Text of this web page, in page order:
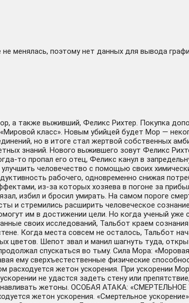
менялась, поэтому нет данных для вывода
а также выживший, Феликс Рихтер. Покупка
класс». Новым убийцей будет Мор —
но в итоге стал жертвой собственных
знаний. Нового выжившего зовут Феликс
то пропал его отец, Феликс канул в
человечество с помощью своих
рабочего, одновременно снижая
из-за которых хозяева в погоне за
избил и бросил умирать. На самом пороге
и стремились расширить человеческое
им в достижении цели. Но когда ученый уже
своих исследований, Тальбот краем
Когда места совсем не осталось, Тальбот
цветов. Шепот звал и манил шагнуть туда,
спускаться во тьму. Сила Мора: «Моровая
ему сверхъестественные физические
жетон ускорения. При ускорении
не удастся задеть стену или
жетоны. ОСОБАЯ АТАКА:
жетон ускорения. «Смертельное